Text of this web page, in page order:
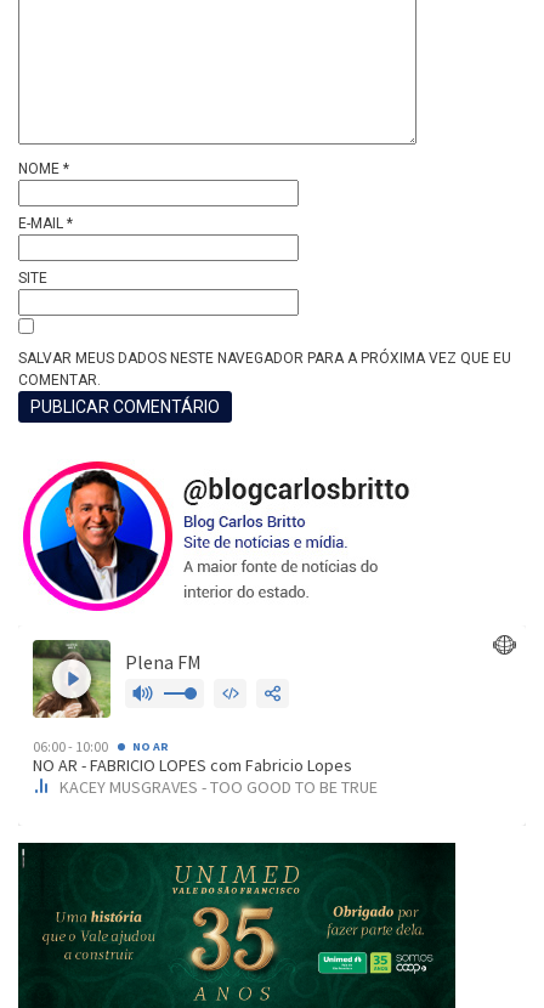
NOME *
E-MAIL *
SITE
SALVAR MEUS DADOS NESTE NAVEGADOR PARA A PRÓXIMA VEZ QUE EU
COMENTAR.